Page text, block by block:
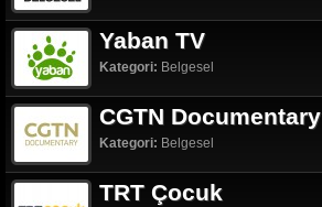
Yaban TV
Kategori: Belgesel
CGTN Documentary
Kategori: Belgesel
TRT Çocuk